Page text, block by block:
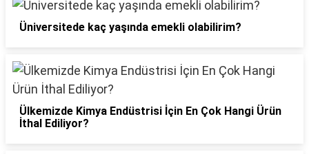
Üniversitede kaç yaşında emekli olabilirim?
Ülkemizde Kimya Endüstrisi İçin En Çok Hangi Ürün
İthal Ediliyor?